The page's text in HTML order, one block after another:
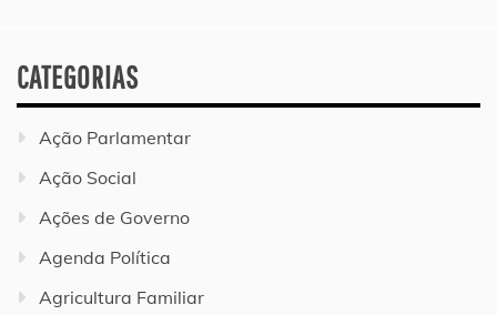
CATEGORIAS
Ação Parlamentar
Ação Social
Ações de Governo
Agenda Política
Agricultura Familiar